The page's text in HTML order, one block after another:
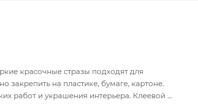
красочные стразы подходят для
закрепить на пластике, бумаге, картоне.
работ и украшения интерьера. Клеевой